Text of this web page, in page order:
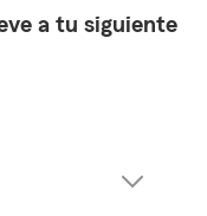
a tu siguiente